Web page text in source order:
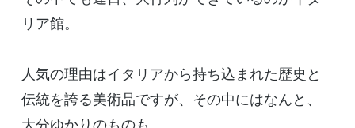
リア館。
人気の理由はイタリアから持ち込まれた歴史と
伝統を誇る美術品ですが、その中にはなんと、
大分ゆかりのものも。